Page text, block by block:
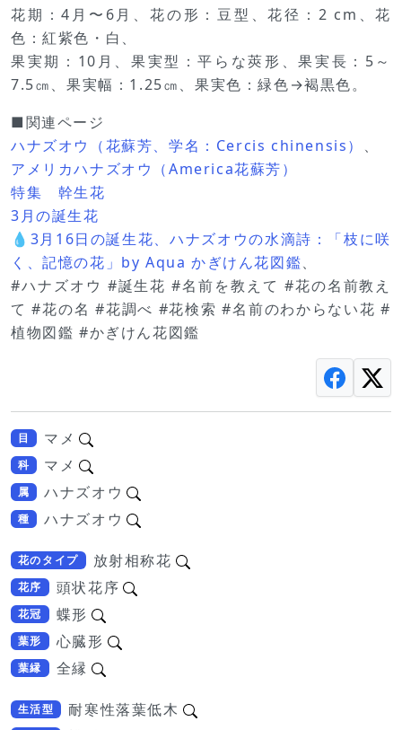
花期：4月〜6月、花の形：豆型、花径：2 cm、花
色：紅紫色・白、
果実期：10月、果実型：平らな莢形、果実長：5～
7.5㎝、果実幅：1.25㎝、果実色：緑色→褐黒色。
■関連ページ
ハナズオウ（花蘇芳、学名：Cercis chinensis） 、
アメリカハナズオウ（America花蘇芳）
特集 幹生花
3月の誕生花
💧3月16日の誕生花、ハナズオウの水滴詩：「枝に咲
く、記憶の花」by Aqua かぎけん花図鑑、
#ハナズオウ #誕生花 #名前を教えて #花の名前教え
て #花の名 #花調べ #花検索 #名前のわからない花 #
植物図鑑 #かぎけん花図鑑
目 マメ
科 マメ
属 ハナズオウ
種 ハナズオウ
花のタイプ 放射相称花
花序 頭状花序
花冠 蝶形
葉形 心臓形
葉縁 全縁
生活型 耐寒性落葉低木